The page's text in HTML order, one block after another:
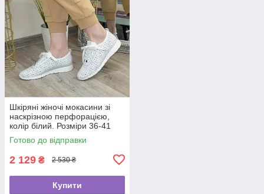
Шкіряні жіночі мокасини зі
наскрізною перфорацією,
колір білий. Розміри 36-41
Готово до відправки
2 129 ₴ 2 530 ₴
Купити